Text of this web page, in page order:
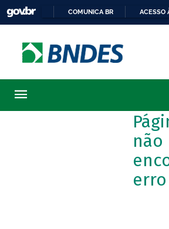
COMUNICA BR ACESSO
não